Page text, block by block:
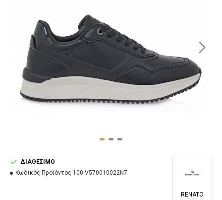
ΔΙΑΘΈΣΙΜΟ
Κωδικός Προϊόντος 100-V570010022N7
RENATO